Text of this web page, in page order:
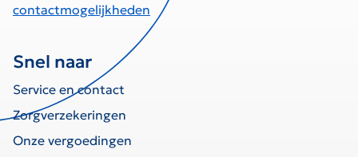
contactmogelijkheden
Snel naar
Service en contact
Zorgverzekeringen
Onze vergoedingen